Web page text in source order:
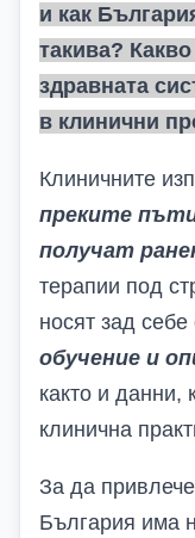
и как
такива?
здравната
в клинични
Клиничните
преките
получат
терапии под
носят зад
обучение и
както и данни,
клинична
За да
България има